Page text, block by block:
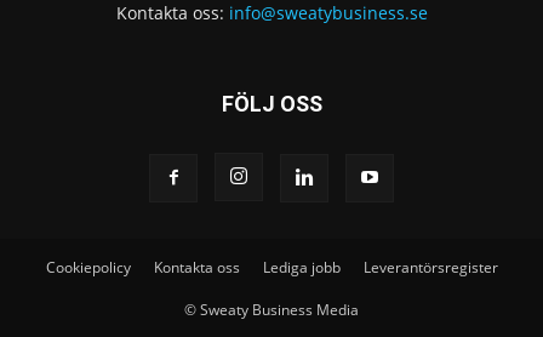
Kontakta oss: info@sweatybusiness.se
FÖLJ OSS
Cookiepolicy Kontakta oss Lediga jobb Leverantörsregister
© Sweaty Business Media